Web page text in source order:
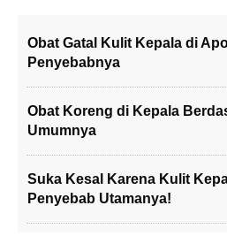
Obat Gatal Kulit Kepala di
Penyebabnya
Obat Koreng di Kepala
Umumnya
Suka Kesal Karena Kulit
Penyebab Utamanya!